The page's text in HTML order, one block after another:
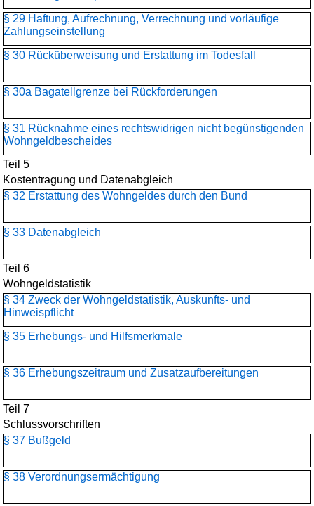
§ 29 Haftung, Aufrechnung, Verrechnung und vorläufige
Zahlungseinstellung
§ 30 Rücküberweisung und Erstattung im Todesfall
§ 30a Bagatellgrenze bei Rückforderungen
§ 31 Rücknahme eines rechtswidrigen nicht begünstigenden
Wohngeldbescheides
Teil 5
Kostentragung und Datenabgleich
§ 32 Erstattung des Wohngeldes durch den Bund
§ 33 Datenabgleich
Teil 6
Wohngeldstatistik
§ 34 Zweck der Wohngeldstatistik, Auskunfts- und
Hinweispflicht
§ 35 Erhebungs- und Hilfsmerkmale
§ 36 Erhebungszeitraum und Zusatzaufbereitungen
Teil 7
Schlussvorschriften
§ 37 Bußgeld
§ 38 Verordnungsermächtigung